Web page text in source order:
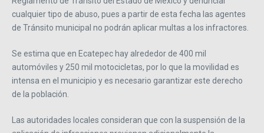
cualquier tipo de abuso, pues a partir de esta fecha las agentes
de Tránsito municipal no podrán aplicar multas a los infractores.
Se estima que en Ecatepec hay alrededor de 400 mil
automóviles y 250 mil motocicletas, por lo que la movilidad es
intensa en el municipio y es necesario garantizar este derecho
de la población.
Las autoridades locales consideran que con la suspensión de la